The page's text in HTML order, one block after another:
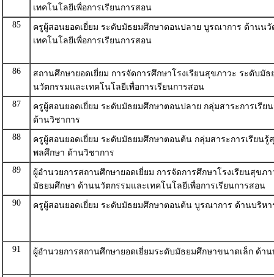
เทคโนโลยีเพื่อการเรียนการสอน
85
ครูผู้สอนยอดเยี่ยม ระดับมัธยมศึกษาตอนปลาย บูรณาการ ด้านนวั
เทคโนโลยีเพื่อการเรียนการสอน
86
สถานศึกษายอดเยี่ยม การจัดการศึกษาโรงเรียนสุขภาวะ ระดับมั
นวัตกรรมและเทคโนโลยีเพื่อการเรียนการสอน
87
ครูผู้สอนยอดเยี่ยม ระดับมัธยมศึกษาตอนปลาย กลุ่มสาระการเรีย
ด้านวิชาการ
88
ครูผู้สอนยอดเยี่ยม ระดับมัธยมศึกษาตอนต้น กลุ่มสาระการเรียนรู้
พลศึกษา ด้านวิชาการ
89
ผู้อำนวยการสถานศึกษายอดเยี่ยม การจัดการศึกษาโรงเรียนสุขภ
มัธยมศึกษา ด้านนวัตกรรมและเทคโนโลยีเพื่อการเรียนการสอน
90
ครูผู้สอนยอดเยี่ยม ระดับมัธยมศึกษาตอนต้น บูรณาการ ด้านบริหา
91 ผู้อำนวยการสถานศึกษายอดเยี่ยมระดับมัธยมศึกษาขนาดเล็ก ด้า